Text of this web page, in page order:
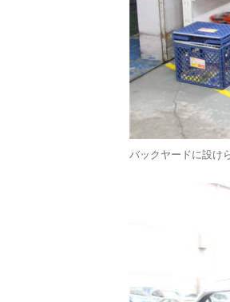
バックヤードに設け